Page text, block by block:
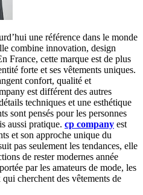
une référence dans le monde
combine innovation, design
France, cette marque est de plus
forte et ses vêtements uniques.
confort, qualité et
est différent des autres
techniques et une esthétique
sont pensés pour les personnes
aussi pratique. cp company est
et son approche unique du
pas seulement les tendances, elle
de rester modernes année
par les amateurs de mode, les
cherchent des vêtements de